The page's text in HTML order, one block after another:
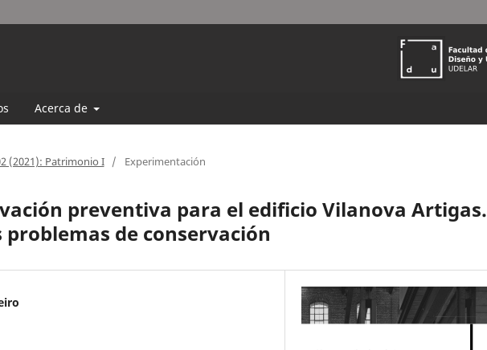
Acerca de
(2021): Patrimonio I / Experimentación
preventiva para el edificio Vilanova Artigas.
problemas de conservación